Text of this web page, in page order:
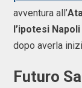
avventura all’
l’ipotesi
dopo averla
Futuro